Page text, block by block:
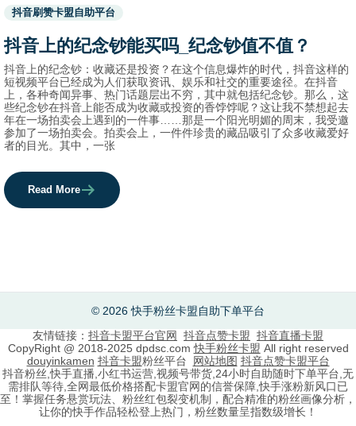
Used
before
category
names.
抖音刷赞卡盟自助平台
抖音上的纪念钞能买吗_纪念钞值不值？
抖音上的纪念钞：收藏还是投资？在这个信息爆炸的时代，抖音这样的
短视频平台已经成为人们获取资讯、娱乐和社交的重要途径。在抖音
上，各种奇闻异事、热门话题层出不穷，其中就包括纪念钞。那么，这
些纪念钞在抖音上能否成为收藏或投资的香饽饽呢？这让我不禁想起去
年在一场拍卖会上遇到的一件事……那是一个阳光明媚的周末，我受邀
参加了一场拍卖会。拍卖会上，一件件珍贵的藏品吸引了众多收藏爱好
者的目光。其中，一张
Read More
© 2026 快手粉丝卡盟自助下单平台
友情链接： 抖音卡盟平台官网 抖音点赞卡盟 抖音直播卡盟
CopyRight @ 2018-2025 dpdsc.com快手粉丝卡盟 All right reserved
douyinkamen 抖音卡盟粉丝平台 网站地图 抖音点赞卡盟平台
抖音粉丝,快手直播,小红书运营,视频号带货,24小时自助随时下单平台,无
需排队等待,全网最低价格搭配卡盟官网的信誉保障,快手涨粉新风口已
至！掌握任务悬赏玩法、粉丝红包裂变机制，配合精准的粉丝画像分析，
让你的快手作品轻松登上热门，粉丝数量呈指数级增长！